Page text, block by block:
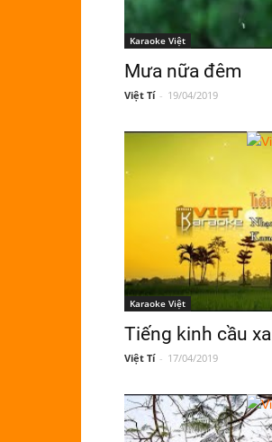
Karaoke Việt
Mưa nữa đêm
Việt Tí - 19/04/2019
Karaoke Việt
Tiếng kinh cầu xa
Việt Tí - 17/04/2019